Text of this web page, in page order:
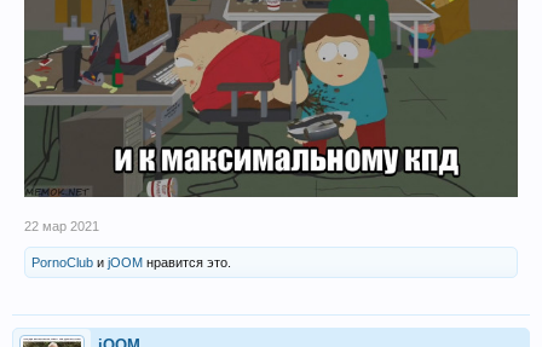
22 мар 2021
PornoClub и jOOM нравится это.